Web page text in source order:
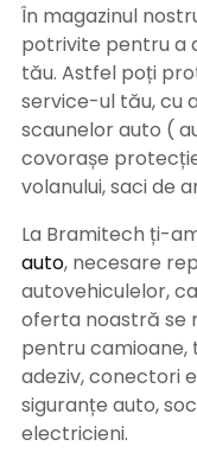
În magazinul
potrivite pentru a
tău. Astfel poți
service-ul tău, cu
scaunelor auto (
covorașe
volanului, saci de
La Bramitech ți-
auto, necesare
autovehiculelor,
oferta noastră se
pentru
adeziv, conectori
siguranțe auto,
electricieni.